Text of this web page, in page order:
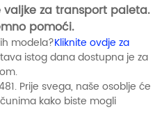
za transport paleta.
pomoći.
modela?Kliknite ovdje za
istog dana dostupna je za
Prije svega, naše osoblje će
kako biste mogli